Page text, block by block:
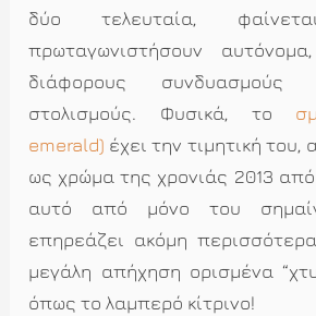
δύο τελευταία,
πρωταγωνιστήσουν
διάφορους συνδυασμούς
στολισμούς. Φυσικά, το
emerald) έχει την τιμητική
ως χρώμα της χρονιάς 2013 από
αυτό από μόνο του
επηρεάζει ακόμη
μεγάλη απήχηση ορισμένα
όπως το λαμπερό κίτρινο!